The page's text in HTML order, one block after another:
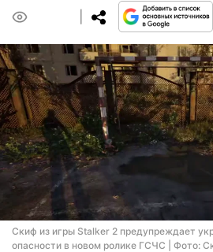
Скиф из игры Stalker 2 предупреждает
опасности в новом ролике ГСЧС | Фото: